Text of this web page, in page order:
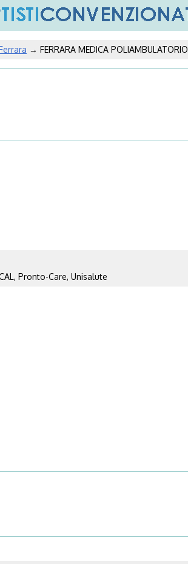
→ FERRARA MEDICA POLIAMBULATORIO
Pronto-Care, Unisalute